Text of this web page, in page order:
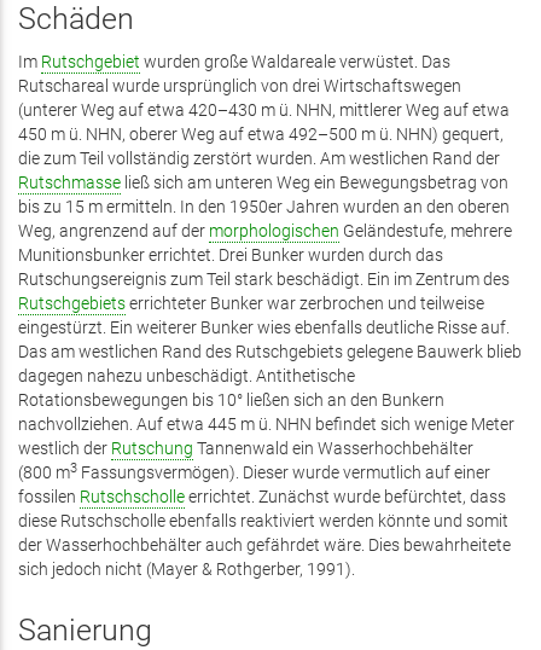
Schäden
Im Rutschgebiet wurden große Waldareale verwüstet. Das
Rutschareal wurde ursprünglich von drei Wirtschaftswegen
(unterer Weg auf etwa 420–430 m ü. NHN, mittlerer Weg auf etwa
450 m ü. NHN, oberer Weg auf etwa 492–500 m ü. NHN) gequert,
die zum Teil vollständig zerstört wurden. Am westlichen Rand der
Rutschmasse ließ sich am unteren Weg ein Bewegungsbetrag von
bis zu 15 m ermitteln. In den 1950er Jahren wurden an den oberen
Weg, angrenzend auf der morphologischen Geländestufe, mehrere
Munitionsbunker errichtet. Drei Bunker wurden durch das
Rutschungsereignis zum Teil stark beschädigt. Ein im Zentrum des
Rutschgebietserrichteter Bunker war zerbrochen und teilweise
eingestürzt. Ein weiterer Bunker wies ebenfalls deutliche Risse auf.
Das am westlichen Rand des Rutschgebiets gelegene Bauwerk blieb
dagegen nahezu unbeschädigt. Antithetische
Rotationsbewegungen bis 10° ließen sich an den Bunkern
nachvollziehen. Auf etwa 445 m ü. NHN befindet sich wenige Meter
westlich der Rutschung Tannenwald ein Wasserhochbehälter
(800 m3 Fassungsvermögen). Dieser wurde vermutlich auf einer
fossilen Rutschscholleerrichtet. Zunächst wurde befürchtet, dass
diese Rutschscholle ebenfalls reaktiviert werden könnte und somit
der Wasserhochbehälter auch gefährdet wäre. Dies bewahrheitete
sich jedoch nicht (Mayer & Rothgerber, 1991).
Sanierung